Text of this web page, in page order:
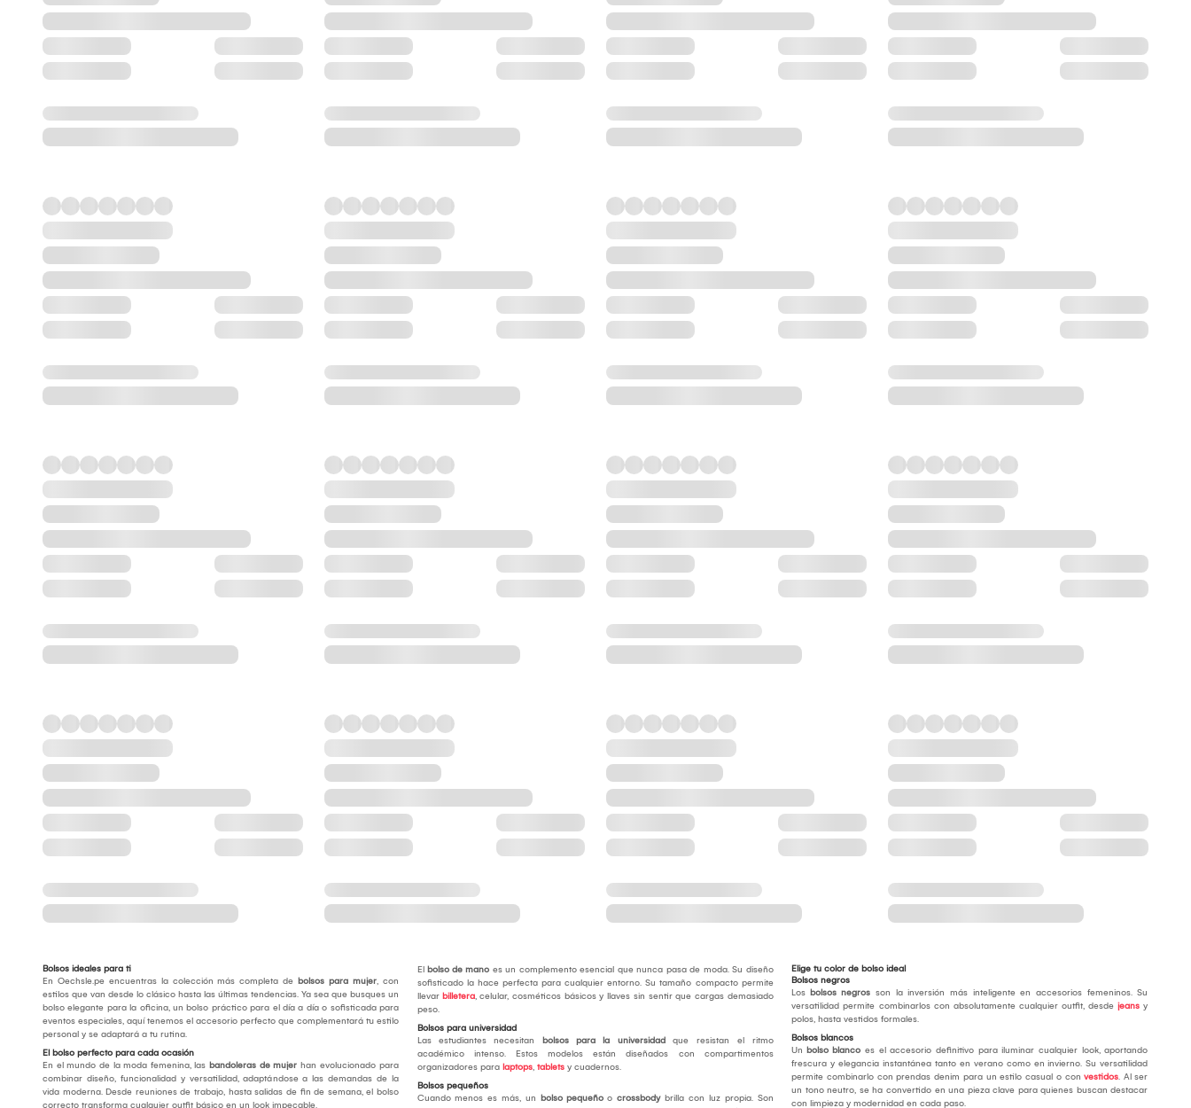
Bolsos ideales para ti
En Oechsle.pe encuentras la colección más completa de bolsos para mujer, con
estilos que van desde lo clásico hasta las últimas tendencias. Ya sea que busques un
bolso elegante para la oficina, un bolso práctico para el día a día o sofisticada para
eventos especiales, aquí tenemos el accesorio perfecto que complementará tu estilo
personal y se adaptará a tu rutina.
El bolso perfecto para cada ocasión
En el mundo de la moda femenina, las bandoleras de mujer han evolucionado para
combinar diseño, funcionalidad y versatilidad, adaptándose a las demandas de la
vida moderna. Desde reuniones de trabajo, hasta salidas de fin de semana, el bolso
correcto transforma cualquier outfit básico en un look impecable.
El bolso de mano es un complemento esencial que nunca pasa de moda. Su diseño
sofisticado la hace perfecta para cualquier entorno. Su tamaño compacto permite
llevar billetera, celular, cosméticos básicos y llaves sin sentir que cargas demasiado
peso.
Bolsos para universidad
Las estudiantes necesitan
bolsos para la universidad que resistan el ritmo
académico intenso. Estos modelos están diseñados con compartimentos
organizadores para laptops, tabletsy cuadernos.
Bolsos pequeños
Cuando menos es más, un
bolso pequeñoo crossbody brilla con luz propia. Son
Elige tu color de bolso ideal
Bolsos negros
Los bolsos negros son la inversión más inteligente en accesorios femeninos. Su
versatilidad permite combinarlos con absolutamente cualquier outfit, desdejeans y
polos, hasta vestidos formales.
Bolsos blancos
Un bolso blanco es el accesorio definitivo para iluminar cualquier look, aportando
frescura y elegancia instantánea tanto en verano como en invierno. Su versatilidad
permite combinarlo con prendas denim para un estilo casual o convestidos. Al ser
un tono neutro, se ha convertido en una pieza clave para quienes buscan destacar
con limpieza y modernidad en cada paso.